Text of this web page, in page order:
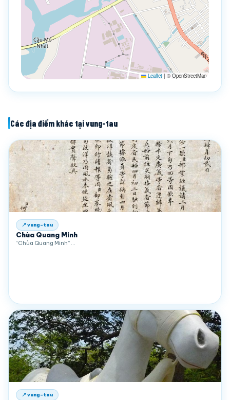
Leaflet | © OpenStreetMap
Các địa điểm khác tại vung-tau
📍 vung-tau
Chùa Quang Minh
“Chùa Quang Minh” …
📍 vung-tau